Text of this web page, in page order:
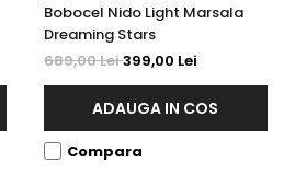
Bobocel Nido Light Marsala
Dreaming Stars
689,00 Lei399,00 Lei
ADAUGA IN COS
Compara